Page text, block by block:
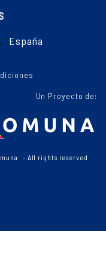
, España
Un Proyecto de:
- All rights reserved